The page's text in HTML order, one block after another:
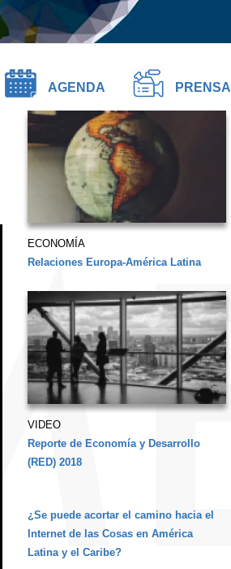
AGENDA PRENSA
ECONOMÍA
Relaciones Europa-América Latina
VIDEO
Reporte de Economía y Desarrollo
(RED) 2018
¿Se puede acortar el camino hacia el
Internet de las Cosas en América
Latina y el Caribe?